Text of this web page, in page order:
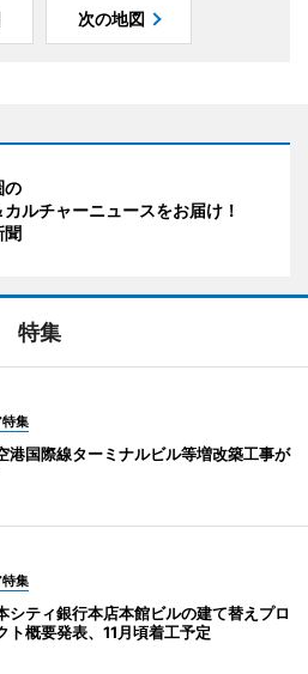
次の地図
の
カルチャーニュースをお届け！
聞
特集
集
港国際線ターミナルビル等増改築工事が
集
シティ銀行本店本館ビルの建て替えプロ
ト概要発表、11月頃着工予定